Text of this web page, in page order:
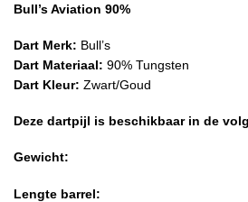
Bull’s Aviation 90%
Dart Merk: Bull’s
Dart Materiaal: 90% Tungsten
Dart Kleur: Zwart/Goud
Deze dartpijl is beschikbaar in de
Gewicht:
Lengte barrel: